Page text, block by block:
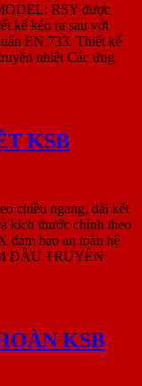
RSY được
kế kéo ra sau với
EN 733. Thiết kế
nhiệt Các ứng
KSB
chiều ngang, dài kết
kích thước chính theo
đảm bảo an toàn hệ
DẦU TRUYỀN
KSB